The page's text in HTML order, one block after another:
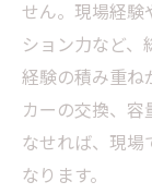
転
安定収
電
電
せん。現場経験
ション力など
経験の積み重ね
カーの交換、
なせれば、現
なります。